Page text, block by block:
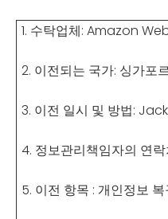
1. 수탁업체: Amazon
2. 이전되는 국가: 싱가포
3. 이전 일시 및 방법:
4. 정보관리책임자의 연
5. 이전 항목 : 개인정보